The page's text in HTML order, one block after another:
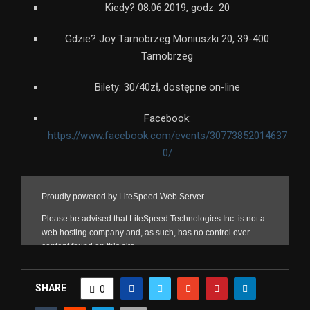
Kiedy? 08.06.2019, godz. 20
Gdzie? Joy Tarnobrzeg Moniuszki 20, 39-400
Tarnobrzeg
Bilety: 30/40zł, dostępne on-line
Facebook:
https://www.facebook.com/events/30773852014637
0/
SHARE 0